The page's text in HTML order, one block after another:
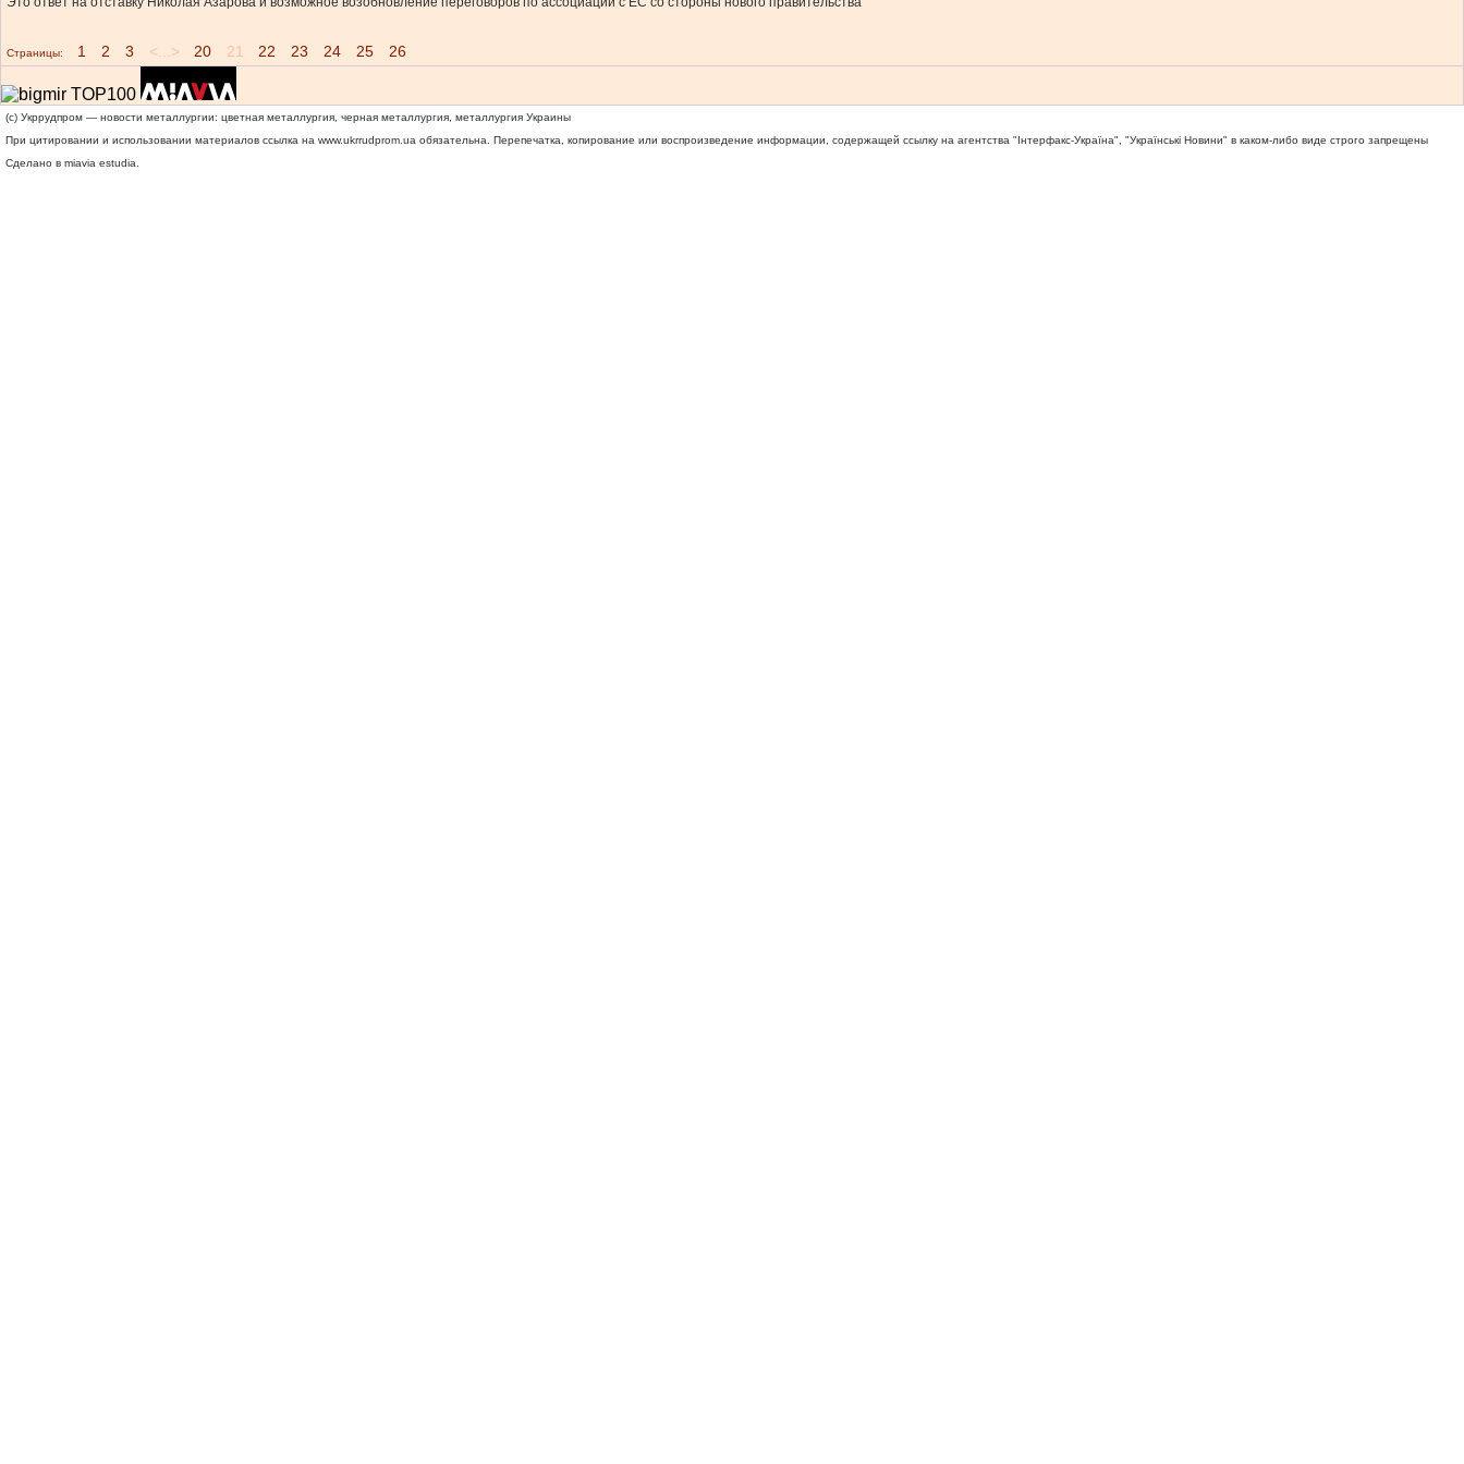
Страницы: 1 2 3 <...> 20 21 22 23 24 25 26
(c) Укррудпром — новости металлургии: цветная металлургия, черная металлургия, металлургия Украины
При цитировании и использовании материалов ссылка на www.ukrrudprom.ua обязательна. Перепечатка, копирование или воспроизведение информации, содержащей ссылку на агентства "Iнтерфакс-Україна", "Українськi Новини" в каком-либо виде строго запрещены
Сделано в miavia estudia.